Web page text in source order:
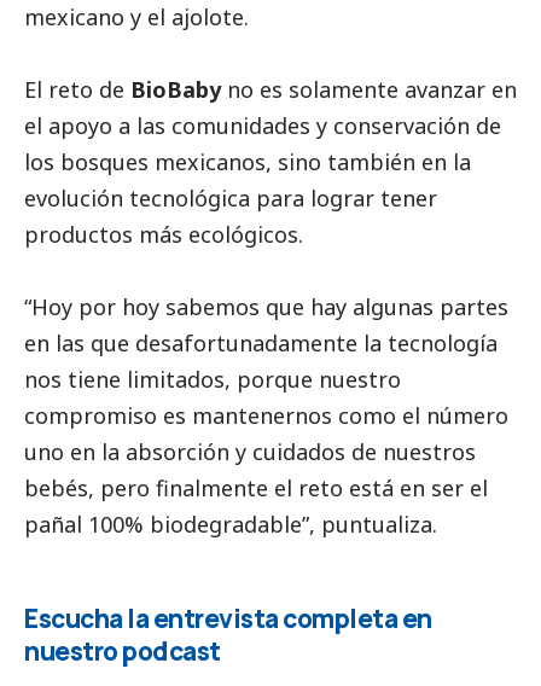
mexicano y el ajolote.
El reto de BioBabyno es solamente avanzar en
el apoyo a las comunidades y conservación de
los bosques mexicanos, sino también en la
evolución tecnológica para lograr tener
productos más ecológicos.
“Hoy por hoy sabemos que hay algunas partes
en las que desafortunadamente la tecnología
nos tiene limitados, porque nuestro
compromiso es mantenernos como el número
uno en la absorción y cuidados de nuestros
bebés, pero finalmente el reto está en ser el
pañal 100% biodegradable”, puntualiza.
Escucha la entrevista completa en
nuestro podcast